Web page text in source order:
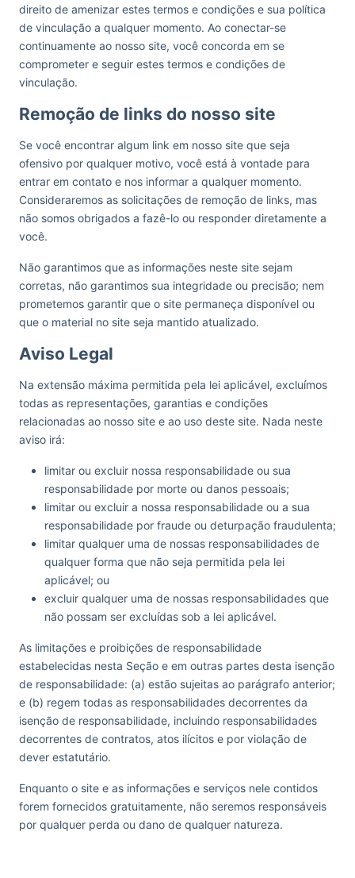
direito de amenizar estes termos e condições e sua política
de vinculação a qualquer momento. Ao conectar-se
continuamente ao nosso site, você concorda em se
comprometer e seguir estes termos e condições de
vinculação.
Remoção de links do nosso site
Se você encontrar algum link em nosso site que seja
ofensivo por qualquer motivo, você está à vontade para
entrar em contato e nos informar a qualquer momento.
Consideraremos as solicitações de remoção de links, mas
não somos obrigados a fazê-lo ou responder diretamente a
você.
Não garantimos que as informações neste site sejam
corretas, não garantimos sua integridade ou precisão; nem
prometemos garantir que o site permaneça disponível ou
que o material no site seja mantido atualizado.
Aviso Legal
Na extensão máxima permitida pela lei aplicável, excluímos
todas as representações, garantias e condições
relacionadas ao nosso site e ao uso deste site. Nada neste
aviso irá:
limitar ou excluir nossa responsabilidade ou sua
responsabilidade por morte ou danos pessoais;
limitar ou excluir a nossa responsabilidade ou a sua
responsabilidade por fraude ou deturpação fraudulenta;
limitar qualquer uma de nossas responsabilidades de
qualquer forma que não seja permitida pela lei
aplicável; ou
excluir qualquer uma de nossas responsabilidades que
não possam ser excluídas sob a lei aplicável.
As limitações e proibições de responsabilidade
estabelecidas nesta Seção e em outras partes desta isenção
de responsabilidade: (a) estão sujeitas ao parágrafo anterior;
e (b) regem todas as responsabilidades decorrentes da
isenção de responsabilidade, incluindo responsabilidades
decorrentes de contratos, atos ilícitos e por violação de
dever estatutário.
Enquanto o site e as informações e serviços nele contidos
forem fornecidos gratuitamente, não seremos responsáveis
por qualquer perda ou dano de qualquer natureza.